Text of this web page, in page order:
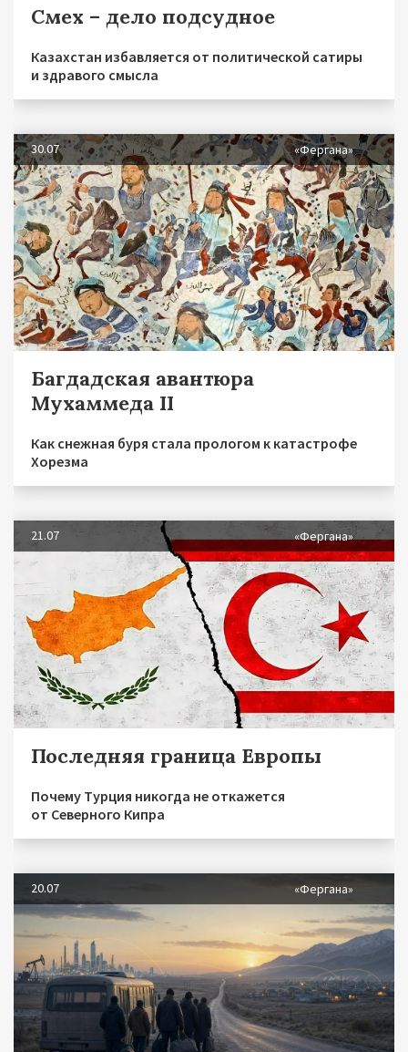
Смех – дело подсудное
Казахстан избавляется от политической сатиры
и здравого смысла
30.07 «Фергана»
Багдадская авантюра
Мухаммеда II
Как снежная буря стала прологом к катастрофе
Хорезма
21.07 «Фергана»
Последняя граница Европы
Почему Турция никогда не откажется
от Северного Кипра
20.07 «Фергана»